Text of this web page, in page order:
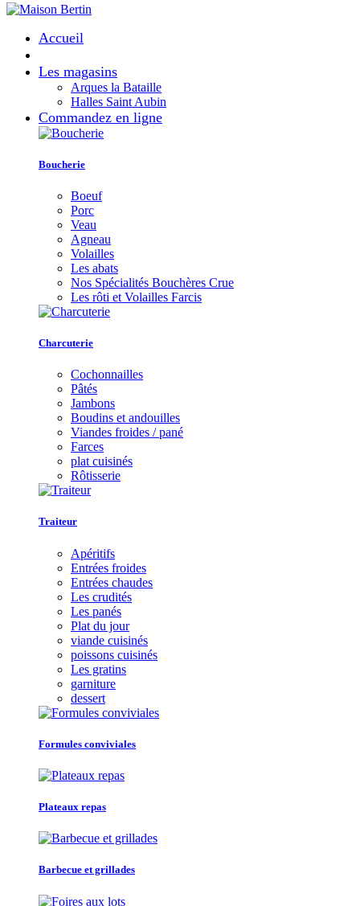
Accueil
Les magasins
Arques la Bataille
Halles Saint Aubin
Commandez en ligne
Boucherie
Boeuf
Porc
Veau
Agneau
Volailles
Les abats
Nos Spécialités Bouchères Crue
Les rôti et Volailles Farcis
Charcuterie
Cochonnailles
Pâtés
Jambons
Boudins et andouilles
Viandes froides / pané
Farces
plat cuisinés
Rôtisserie
Traiteur
Apéritifs
Entrées froides
Entrées chaudes
Les crudités
Les panés
Plat du jour
viande cuisinés
poissons cuisinés
Les gratins
garniture
dessert
Formules conviviales
Plateaux repas
Barbecue et grillades